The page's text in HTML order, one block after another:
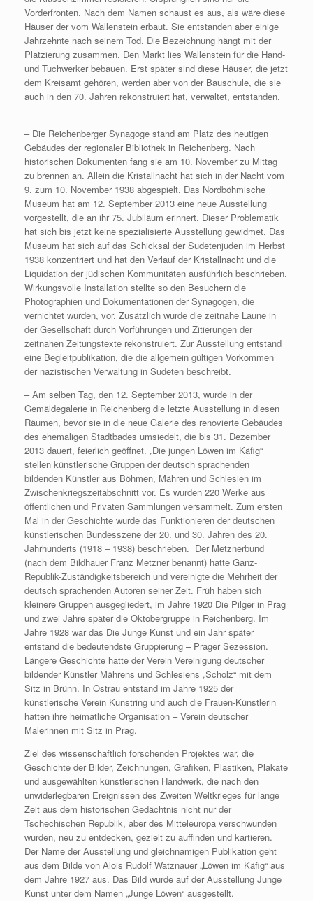
Vorderfronten. Nach dem Namen schaust es aus, als wäre diese
Häuser der vom Wallenstein erbaut. Sie entstanden aber einige
Jahrzehnte nach seinem Tod. Die Bezeichnung hängt mit der
Platzierung zusammen. Den Markt lies Wallenstein für die Hand-
und Tuchwerker bebauen. Erst später sind diese Häuser, die jetzt
dem Kreisamt gehören, werden aber von der Bauschule, die sie
auch in den 70. Jahren rekonstruiert hat, verwaltet, entstanden.
– Die Reichenberger Synagoge stand am Platz des heutigen
Gebäudes der regionaler Bibliothek in Reichenberg. Nach
historischen Dokumenten fang sie am 10. November zu Mittag
zu brennen an. Allein die Kristallnacht hat sich in der Nacht vom
9. zum 10. November 1938 abgespielt. Das Nordböhmische
Museum hat am 12. September 2013 eine neue Ausstellung
vorgestellt, die an ihr 75. Jubiläum erinnert. Dieser Problematik
hat sich bis jetzt keine spezialisierte Ausstellung gewidmet. Das
Museum hat sich auf das Schicksal der Sudetenjuden im Herbst
1938 konzentriert und hat den Verlauf der Kristallnacht und die
Liquidation der jüdischen Kommunitäten ausführlich beschrieben.
Wirkungsvolle Installation stellte so den Besuchern die
Photographien und Dokumentationen der Synagogen, die
vernichtet wurden, vor. Zusätzlich wurde die zeitnahe Laune in
der Gesellschaft durch Vorführungen und Zitierungen der
zeitnahen Zeitungstexte rekonstruiert. Zur Ausstellung entstand
eine Begleitpublikation, die die allgemein gültigen Vorkommen
der nazistischen Verwaltung in Sudeten beschreibt.
– Am selben Tag, den 12. September 2013, wurde in der
Gemäldegalerie in Reichenberg die letzte Ausstellung in diesen
Räumen, bevor sie in die neue Galerie des renovierte Gebäudes
des ehemaligen Stadtbades umsiedelt, die bis 31. Dezember
2013 dauert, feierlich geöffnet. „Die jungen Löwen im Käfig“
stellen künstlerische Gruppen der deutsch sprachenden
bildenden Künstler aus Böhmen, Mähren und Schlesien im
Zwischenkriegszeitabschnitt vor. Es wurden 220 Werke aus
öffentlichen und Privaten Sammlungen versammelt. Zum ersten
Mal in der Geschichte wurde das Funktionieren der deutschen
künstlerischen Bundesszene der 20. und 30. Jahren des 20.
Jahrhunderts (1918 – 1938) beschrieben. Der Metznerbund
(nach dem Bildhauer Franz Metzner benannt) hatte Ganz-
Republik-Zuständigkeitsbereich und vereinigte die Mehrheit der
deutsch sprachenden Autoren seiner Zeit. Früh haben sich
kleinere Gruppen ausgegliedert, im Jahre 1920 Die Pilger in Prag
und zwei Jahre später die Oktobergruppe in Reichenberg. Im
Jahre 1928 war das Die Junge Kunst und ein Jahr später
entstand die bedeutendste Gruppierung – Prager Sezession.
Längere Geschichte hatte der Verein Vereinigung deutscher
bildender Künstler Mährens und Schlesiens „Scholz“ mit dem
Sitz in Brünn. In Ostrau entstand im Jahre 1925 der
künstlerische Verein Kunstring und auch die Frauen-Künstlerin
hatten ihre heimatliche Organisation – Verein deutscher
Malerinnen mit Sitz in Prag.
Ziel des wissenschaftlich forschenden Projektes war, die
Geschichte der Bilder, Zeichnungen, Grafiken, Plastiken, Plakate
und ausgewählten künstlerischen Handwerk, die nach den
unwiderlegbaren Ereignissen des Zweiten Weltkrieges für lange
Zeit aus dem historischen Gedächtnis nicht nur der
Tschechischen Republik, aber des Mitteleuropa verschwunden
wurden, neu zu entdecken, gezielt zu auffinden und kartieren.
Der Name der Ausstellung und gleichnamigen Publikation geht
aus dem Bilde von Alois Rudolf Watznauer „Löwen im Käfig“ aus
dem Jahre 1927 aus. Das Bild wurde auf der Ausstellung Junge
Kunst unter dem Namen „Junge Löwen“ ausgestellt.